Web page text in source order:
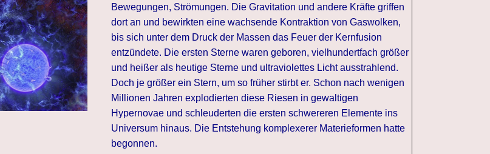
Bewegungen, Strömungen. Die Gravitation und andere Kräfte griffen
dort an und bewirkten eine wachsende Kontraktion von Gaswolken,
bis sich unter dem Druck der Massen das Feuer der Kernfusion
entzündete. Die ersten Sterne waren geboren, vielhundertfach größer
und heißer als heutige Sterne und ultraviolettes Licht ausstrahlend.
Doch je größer ein Stern, um so früher stirbt er. Schon nach wenigen
Millionen Jahren explodierten diese Riesen in gewaltigen
Hypernovae und schleuderten die ersten schwereren Elemente ins
Universum hinaus. Die Entstehung komplexerer Materieformen hatte
begonnen.